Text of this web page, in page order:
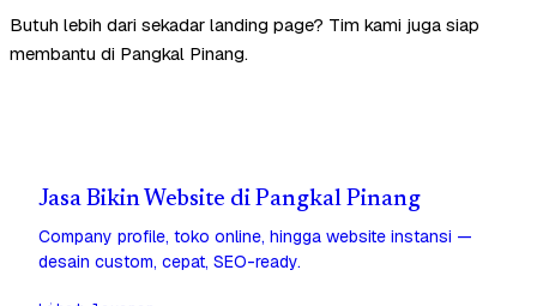
Butuh lebih dari sekadar landing page? Tim kami juga siap
membantu di Pangkal Pinang.
Jasa Bikin Website di Pangkal Pinang
Company profile, toko online, hingga website instansi —
desain custom, cepat, SEO-ready.